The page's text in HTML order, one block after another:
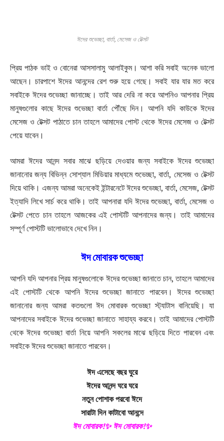
ঈদের শুভেচ্ছা, বার্তা, মেসেজ ও টেক্সট
প্রিয় পাঠক ভাই ও বোনেরা আসসালামু আলাইকুম। আশা করি সবাই অনেক ভালো
আছেন। চারপাশে ঈদের আনন্দের রেশ শুরু হয়ে গেছে। সবাই যার যার মত করে
সবাইকে ঈদের শুভেচ্ছা জানাচ্ছে। তাই আর দেরি না করে আপনিও আপনার প্রিয়
মানুষগুলোর কাছে ঈদের শুভেচ্ছা বার্তা পৌঁছে দিন। আপনি যদি কাউকে ঈদের
মেসেজ ও টেক্সট পাঠাতে চান তাহলে আমাদের পোস্ট থেকে ঈদের মেসেজ ও টেক্সট
পেয়ে যাবেন।
আমরা ঈদের আনন্দ সবার মাঝে ছড়িয়ে দেওয়ার জন্য সবাইকে ঈদের শুভেচ্ছা
জানানোর জন্য বিভিন্ন সোশ্যাল মিডিয়ার মাধ্যমে শুভেচ্ছা, বার্তা, মেসেজ ও টেক্সট
দিয়ে থাকি। এজন্য আমরা অনেকেই ইন্টারনেটে ঈদের শুভেচ্ছা, বার্তা, মেসেজ, টেক্সট
ইত্যাদি লিখে সার্চ করে থাকি। তাই আপনারা যদি ঈদের শুভেচ্ছা, বার্তা, মেসেজ ও
টেক্সট পেতে চান তাহলে আজকের এই পোস্টটি আপনাদের জন্য। তাই আমাদের
সম্পূর্ণ পোস্টটি ভালোভাবে দেখে নিন।
ঈদ মোবারক শুভেচ্ছা
আপনি যদি আপনার প্রিয় মানুষগুলোকে ঈদের শুভেচ্ছা জানাতে চান, তাহলে আমাদের
এই পোস্টটি থেকে আপনি ঈদের শুভেচ্ছা জানাতে পারবেন। ঈদের শুভেচ্ছা
জানানোর জন্য আমরা কতগুলো ঈদ মোবারক শুভেচ্ছা স্ট্যাটাস বানিয়েছি। যা
আপনাদের সবাইকে ঈদের শুভেচ্ছা জানাতে সাহায্য করবে। তাই আমাদের পোস্টটি
থেকে ঈদের শুভেচ্ছা বার্তা নিয়ে আপনি সকলের মাঝে ছড়িয়ে দিতে পারবেন এবং
সবাইকে ঈদের শুভেচ্ছা জানাতে পারবেন।
ঈদ এসেছে বছর ঘুরে
ঈদের আনন্দ ঘরে ঘরে
নতুন পোশাক পরবো ঈদে
সারাটা দিন কাটাবো আনন্দে
ঈদ মোবারক!✨ ঈদ মোবারক!✨